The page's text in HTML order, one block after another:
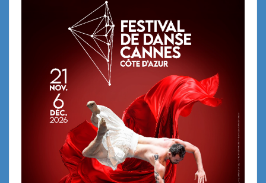
Lancement de la nouvelle carte au
restaurant du Château Le
Cagnard**** Cagnes-sur-Mer
La Table du Moulin … un bistrot MOF
chic et gourmand